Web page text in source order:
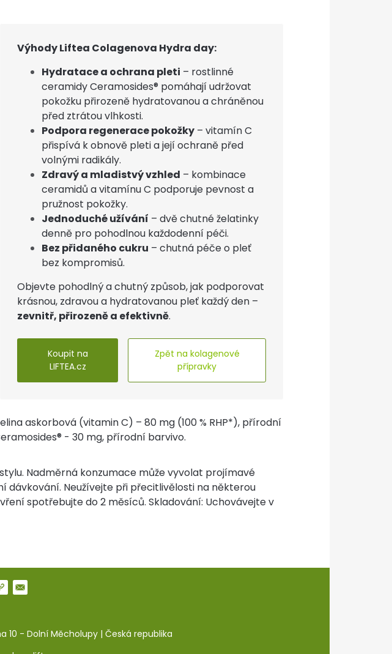
Výhody Liftea Colagenova Hydra day:
Hydratace a ochrana pleti – rostlinné
ceramidy Ceramosides® pomáhají udržovat
pokožku přirozeně hydratovanou a chráněnou
před ztrátou vlhkosti.
Podpora regenerace pokožky – vitamín C
přispívá k obnově pleti a její ochraně před
volnými radikály.
Zdravý a mladistvý vzhled – kombinace
ceramidů a vitamínu C podporuje pevnost a
pružnost pokožky.
Jednoduché užívání – dvě chutné želatinky
denně pro pohodlnou každodenní péči.
Bez přidaného cukru – chutná péče o pleť
bez kompromisů.
Objevte pohodlný a chutný způsob, jak podporovat
krásnou, zdravou a hydratovanou pleť každý den –
zevnitř, přirozeně a efektivně.
Koupit na
LIFTEA.cz
Zpět na kolagenové
přípravky
askorbová (vitamin C) – 80 mg (100 % RHP*), přírodní
- 30 mg, přírodní barvivo.
Nadměrná konzumace může vyvolat projímavé
dávkování. Neužívejte při přecitlivělosti na některou
spotřebujte do 2 měsíců. Skladování: Uchovávejte v
10 - Dolní Měcholupy | Česká republika